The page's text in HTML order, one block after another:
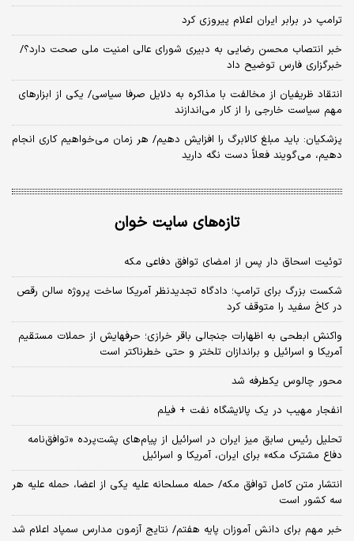
ترامپ در برابر ایران اعلام پیروزی کرد
خبر انتصاب محسن رضایی به دبیری شورای عالی امنیت ملی صحت دارد؟/
خبرگزاری فارس توضیح داد
انتقاد ظریفیان از مخالفت با مذاکره به دلایل صرفا سیاسی/ یکی از ابزارهای
مهم سیاست خارجی را از کار می‌اندازند
پزشکیان: باید مبلغ کالابرگ را افزایش دهیم/ هر زمان می‌خواهیم کاری انجام
دهیم، می‌گویند فعلاً دست نگه دارید
تازه‌های سایت خوان
توئیت اسحاق دار پس از امضای توافق دفاعی مکه
شکست بزرگ برای ترامپ؛ دادگاه تجدیدنظر آمریکا ساخت پروژه سالن رقص
در کاخ سفید را متوقف کرد
واکنش ابطحی به اظهارات جنجالی باقر خرازی؛ حرفهایش از حملات مستقیم
آمریکا و اسرائیل و براندازان تلختر و حتی خطرناکتر است
محور چالوس یکطرفه شد
انفجار مهیب در یک پالایشگاه نفت + فیلم
تحلیل رئیس سابق میز ایران در اسرائیل از پیام‌های پشت‌پرده «توافق‌نامه
دفاع مشترک مکه» برای ایران، آمریکا و اسرائیل
انتشار متن کامل توافق مکه/ حمله مسلحانه علیه یکی از اعضا، حمله علیه هر
سه کشور است
خبر مهم برای دانش آموزان پایه هفتم/ نتایج آزمون مدارس سمپاد اعلام شد